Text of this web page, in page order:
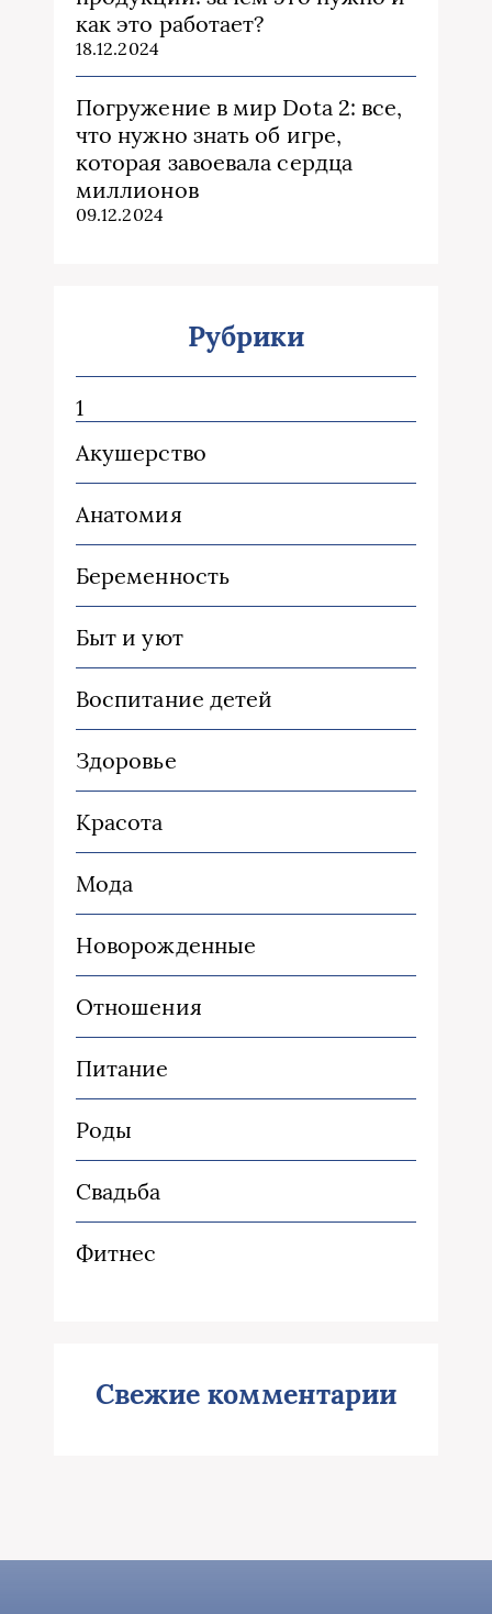
как это работает?
18.12.2024
Погружение в мир Dota 2: все,
что нужно знать об игре,
которая завоевала сердца
миллионов
09.12.2024
Рубрики
1
Акушерство
Анатомия
Беременность
Быт и уют
Воспитание детей
Здоровье
Красота
Мода
Новорожденные
Отношения
Питание
Роды
Свадьба
Фитнес
Свежие комментарии